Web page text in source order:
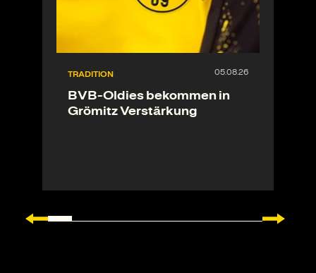
TRADITION
BVB-Oldies bekommen in
Grömitz Verstärkung